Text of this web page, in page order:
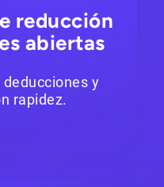
reducción
abiertas
y
rapidez.